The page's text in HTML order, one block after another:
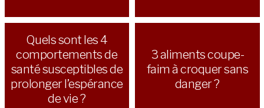
Quels sont les 4
comportements de
santé susceptibles de
prolonger l’espérance
de vie ?
3 aliments coupe-
faim à croquer sans
danger ?